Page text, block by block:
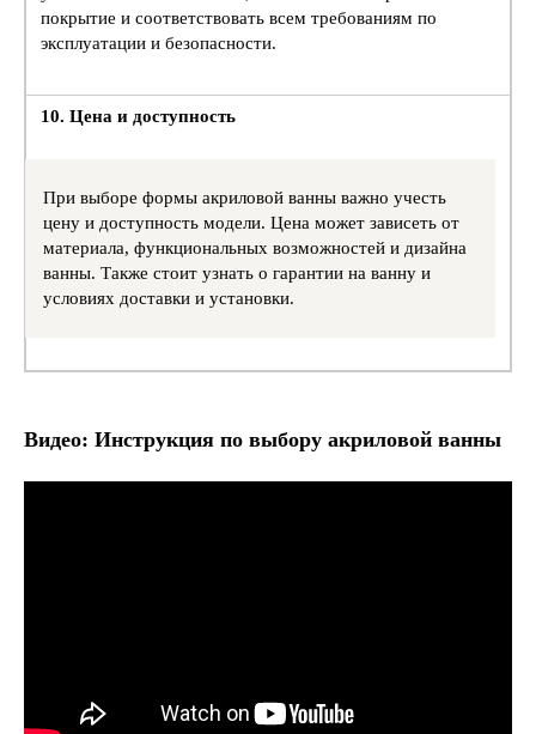
покрытие и соответствовать всем требованиям по
эксплуатации и безопасности.
10. Цена и доступность
При выборе формы акриловой ванны важно учесть
цену и доступность модели. Цена может зависеть от
материала, функциональных возможностей и дизайна
ванны. Также стоит узнать о гарантии на ванну и
условиях доставки и установки.
Видео: Инструкция по выбору акриловой ванны